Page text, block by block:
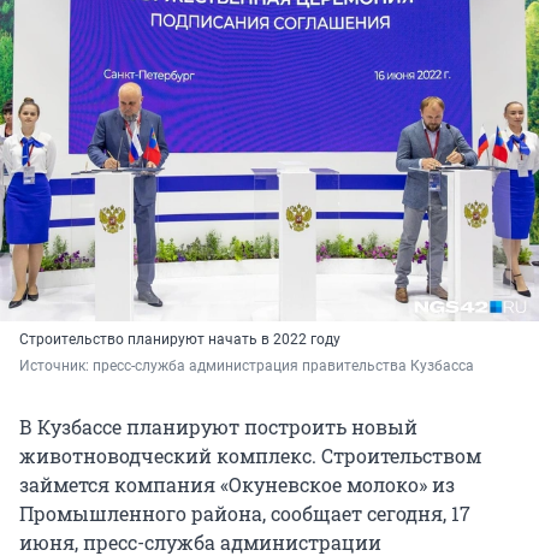
Строительство планируют начать в 2022 году
Источник: пресс-служба администрация правительства Кузбасса
В Кузбассе планируют построить новый
животноводческий комплекс. Строительством
займется компания «Окуневское молоко» из
Промышленного района, сообщает сегодня, 17
июня, пресс-служба администрации